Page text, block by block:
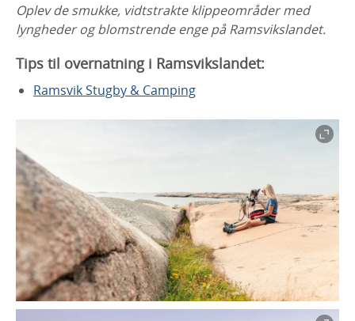
Oplev de smukke, vidtstrakte klippeområder med
lyngheder og blomstrende enge på Ramsvikslandet.
Tips til overnatning i Ramsvikslandet:
Ramsvik Stugby & Camping